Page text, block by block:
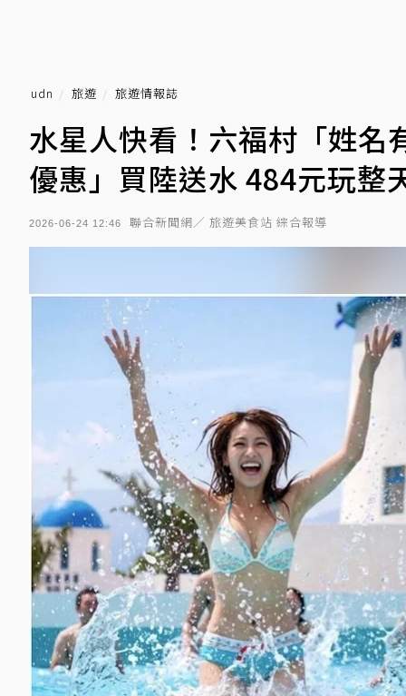
udn 旅遊 旅遊情報誌
水星人快看！六福村「姓名
優惠」買陸送水 484元玩整
2026-06-24 12:46 聯合新聞網／ 旅遊美食站 綜合報導